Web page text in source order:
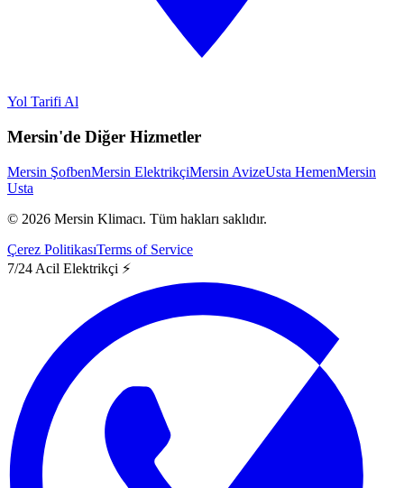
Yol Tarifi Al
Mersin'de Diğer Hizmetler
Mersin ŞofbenMersin ElektrikçiMersin AvizeUsta HemenMersin
Usta
© 2026 Mersin Klimacı. Tüm hakları saklıdır.
Çerez PolitikasıTerms of Service
7/24 Acil Elektrikçi ⚡